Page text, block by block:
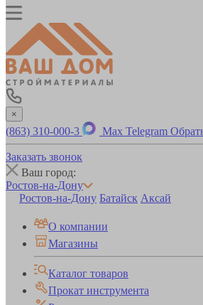
×
(863) 310-000-3 Max Telegram
Заказать звонок
Ваш город:
Ростов-на-Дону
Ростов-на-Дону Батайск Аксай
О компании
Магазины
Каталог товаров
Прокат инструмента